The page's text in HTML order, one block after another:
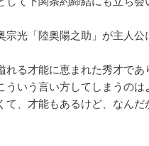
光「陸奥陽之助」が主人公
る才能に恵まれた秀才であ
いう言い方してしまうのは
て、才能もあるけど、なんだ